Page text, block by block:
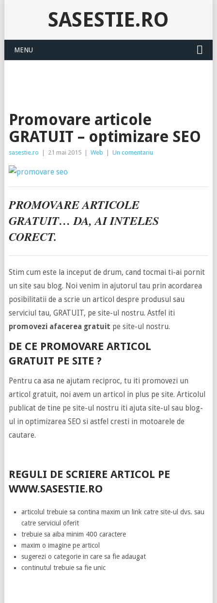
SASESTIE.RO
MENU
Promovare articole
GRATUIT – optimizare SEO
sasestie.ro 21 mai 2015 Web Un comentariu
PROMOVARE ARTICOLE
GRATUIT… DA, AI INTELES
CORECT.
Stim cum este la inceput de drum, cand tocmai ti-ai pornit
un site sau blog. Noi venim in ajutorul tau prin acordarea
posibilitatii de a scrie un articol despre produsul sau
serviciul tau, GRATUIT, pe site-ul nostru. Astfel iti
promovezi afacerea gratuit pe site-ul nostru.
DE CE PROMOVARE ARTICOL
GRATUIT PE SITE ?
Pentru ca asa ne ajutam reciproc, tu iti promovezi un
articol gratuit, noi avem un articol in plus pe site. Articolul
publicat de tine pe site-ul nostru iti ajuta site-ul sau blog-
ul in optimizarea SEO si astfel cresti in motoarele de
cautare.
REGULI DE SCRIERE ARTICOL PE
WWW.SASESTIE.RO
articolul trebuie sa contina maxim un link catre site-ul dvs. sau
catre serviciul oferit
trebuie sa aiba minim 400 caractere
maxim o imagine pe articol
sugerezi o categorie in care sa fie adaugat
continutul trebuie sa fie unic